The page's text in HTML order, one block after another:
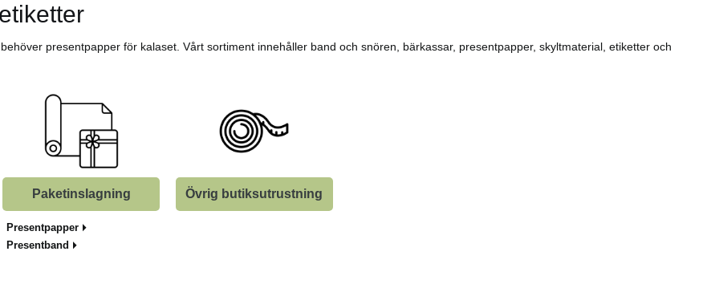
presentpapper för kalaset. Vårt sortiment innehåller band och snören, bärkassar, presentpapper, skyltmaterial, etiketter och
Paketinslagning
Presentpapper
Presentband
Övrig butiksutrustning